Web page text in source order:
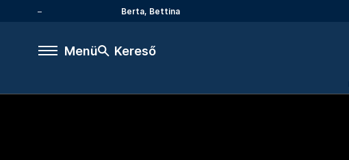
Berta, Bettina
Menü Kereső